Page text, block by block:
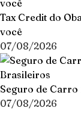
Tax Credit do
você
07/08/2026
Seguro de Carro
07/08/2026